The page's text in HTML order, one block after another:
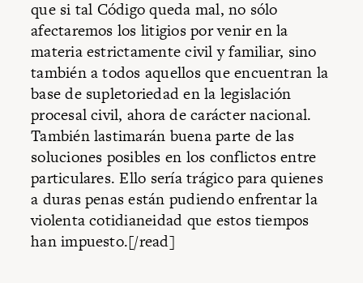
que si tal Código queda mal, no sólo
afectaremos los litigios por venir en la
materia estrictamente civil y familiar, sino
también a todos aquellos que encuentran la
base de supletoriedad en la legislación
procesal civil, ahora de carácter nacional.
También lastimarán buena parte de las
soluciones posibles en los conflictos entre
particulares. Ello sería trágico para quienes
a duras penas están pudiendo enfrentar la
violenta cotidianeidad que estos tiempos
han impuesto.[/read]